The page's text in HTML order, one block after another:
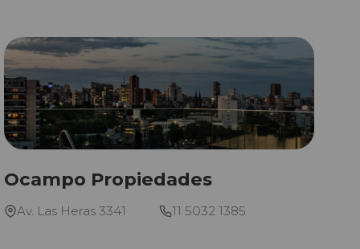
Ocampo Propiedades
Av. Las Heras 3341 11 5032 1385